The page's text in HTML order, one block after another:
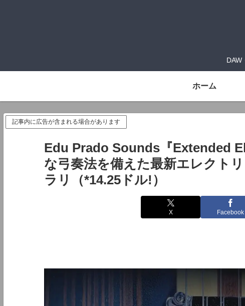
DAW
ホーム
記事内に広告が含まれる場合があります
Edu Prado Sounds『Extended
な弓奏法を備えた最新エレクト
ラリ（*14.25ドル!）
X Facebook